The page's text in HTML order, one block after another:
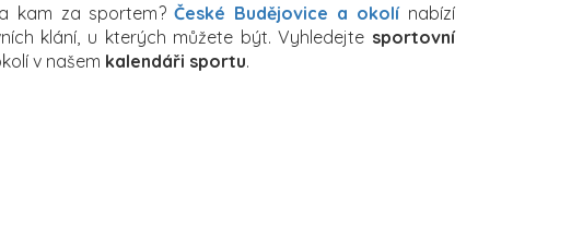
kam za sportem?České Budějovice a okolínabízí
klání, u kterých můžete být. Vyhledejte sportovní
v našem kalendáři sportu.